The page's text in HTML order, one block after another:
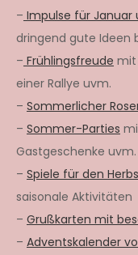
– Impulse für Januar
dringend gute Ideen
– Frühlingsfreude mit
einer Rallye uvm.
– Sommerlicher
– Sommer-Parties
Gastgeschenke uvm.
– Spiele für den
saisonale Aktivitäten
– Grußkarten mit
– Adventskalender